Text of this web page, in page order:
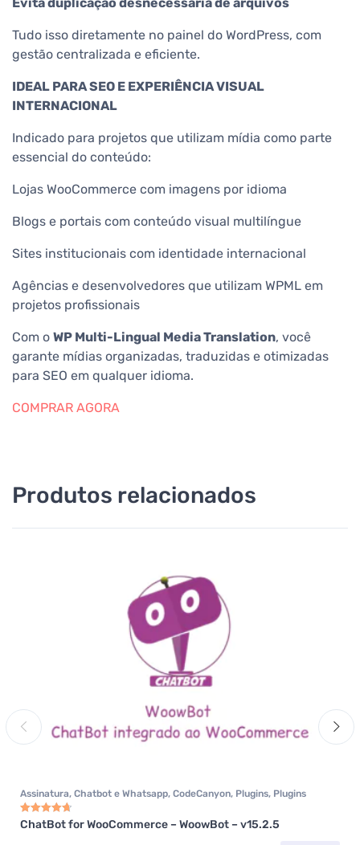
Evita duplicação desnecessária de arquivos
Tudo isso diretamente no painel do WordPress, com
gestão centralizada e eficiente.
IDEAL PARA SEO E EXPERIÊNCIA VISUAL
INTERNACIONAL
Indicado para projetos que utilizam mídia como parte
essencial do conteúdo:
Lojas WooCommerce com imagens por idioma
Blogs e portais com conteúdo visual multilíngue
Sites institucionais com identidade internacional
Agências e desenvolvedores que utilizam WPML em
projetos profissionais
Com o WP Multi-Lingual Media Translation, você
garante mídias organizadas, traduzidas e otimizadas
para SEO em qualquer idioma.
COMPRAR AGORA
Produtos relacionados
Assinatura, Chatbot e Whatsapp, CodeCanyon, Plugins, Plugins
Wocoomerce
ChatBot for WooCommerce – WoowBot – v15.2.5